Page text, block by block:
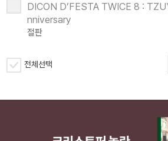
DICON D’FESTA TWICE 8 :
nniversary
절판
전체선택